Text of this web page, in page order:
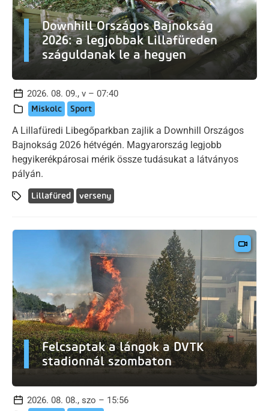
Downhill Országos Bajnokság
2026: a legjobbak Lillafüreden
száguldanak le a hegyen
2026. 08. 09., v – 07:40
Miskolc Sport
A Lillafüredi Libegőparkban zajlik a Downhill Országos
Bajnokság 2026 hétvégén. Magyarország legjobb
hegyikerékpárosai mérik össze tudásukat a látványos
pályán.
Lillafüred verseny
Felcsaptak a lángok a DVTK
stadionnál szombaton
2026. 08. 08., szo – 15:56